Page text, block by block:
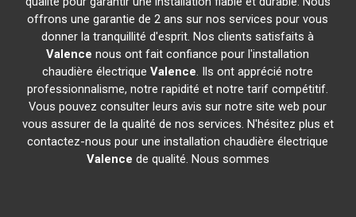
offrons une garantie de 2 ans sur nos services pour vous
donner la tranquillité d'esprit. Nos clients satisfaits à
Valence nous ont fait confiance pour l'installation
chaudière électriqueValence. Ils ont apprécié notre
professionnalisme, notre rapidité et notre tarif compétitif.
Vous pouvez consulter leurs avis sur notre site web pour
vous assurer de la qualité de nos services. N'hésitez plus et
contactez-nous pour une installation chaudière électrique
Valence de qualité. Nous sommes